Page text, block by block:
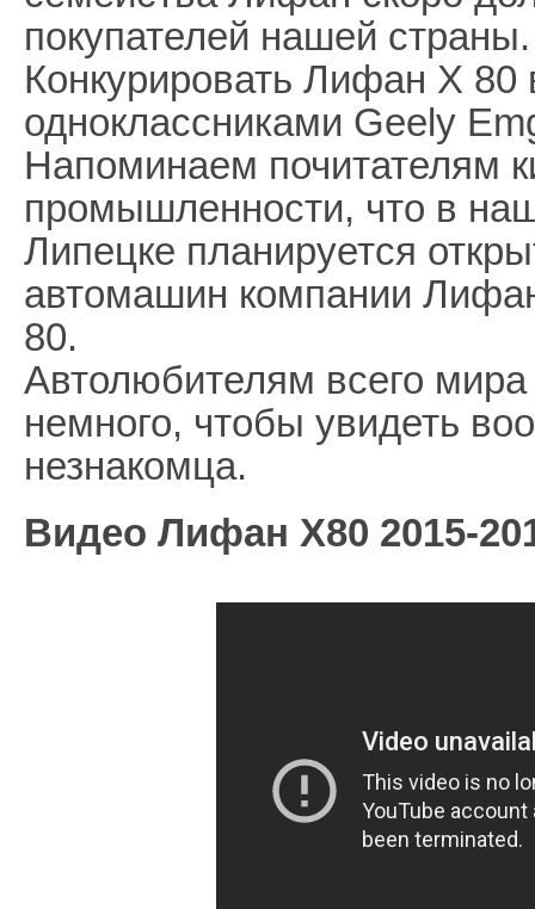
покупателей нашей страны.
Конкурировать Лифан Х 80
одноклассниками Geely
Напоминаем почитателям
промышленности, что в
Липецке планируется
автомашин компании
80.
Автолюбителям всего
немного, чтобы увидеть
незнакомца.
Видео Лифан Х80 2015-